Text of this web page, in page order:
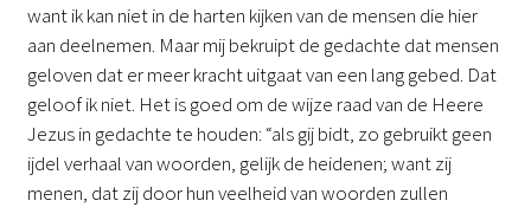
want ik kan niet in de harten kijken van de mensen die hier
aan deelnemen. Maar mij bekruipt de gedachte dat mensen
geloven dat er meer kracht uitgaat van een lang gebed. Dat
geloof ik niet. Het is goed om de wijze raad van de Heere
Jezus in gedachte te houden: “als gij bidt, zo gebruikt geen
ijdel verhaal van woorden, gelijk de heidenen; want zij
menen, dat zij door hun veelheid van woorden zullen